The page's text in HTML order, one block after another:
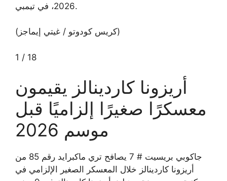
2026، في تيمبي.
(كريس كودوتو / غيتي إيماجز)
1 / 18
أريزونا كاردينالز يقيمون
معسكرًا صغيرًا إلزاميًا قبل
موسم 2026
جاكوبي بريسيت # 7 يصافح تري ماكبرايد رقم 85 من
أريزونا كاردينالز خلال المعسكر الصغير الإلزامي في